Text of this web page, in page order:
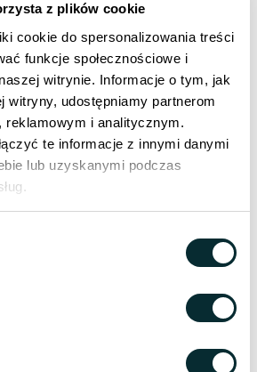
z plików cookie
cookie do spersonalizowania treści
funkcje społecznościowe i
witrynie. Informacje o tym, jak
witryny, udostępniamy partnerom
reklamowym i analitycznym.
te informacje z innymi danymi
lub uzyskanymi podczas
das Nutzerverhalten auf der
protokolliert werden. Diese Daten
der Website verwendet.
die statistische Auswertung des
über Google Analytics (Google
USA). Der Betreiber übermittelt
Daten an den Betreiber
sondern nur anonymisierte
Cookies auf dem Endgerät des
vom Google-Werbenetzwerk
betrifft, so kann der Nutzer die